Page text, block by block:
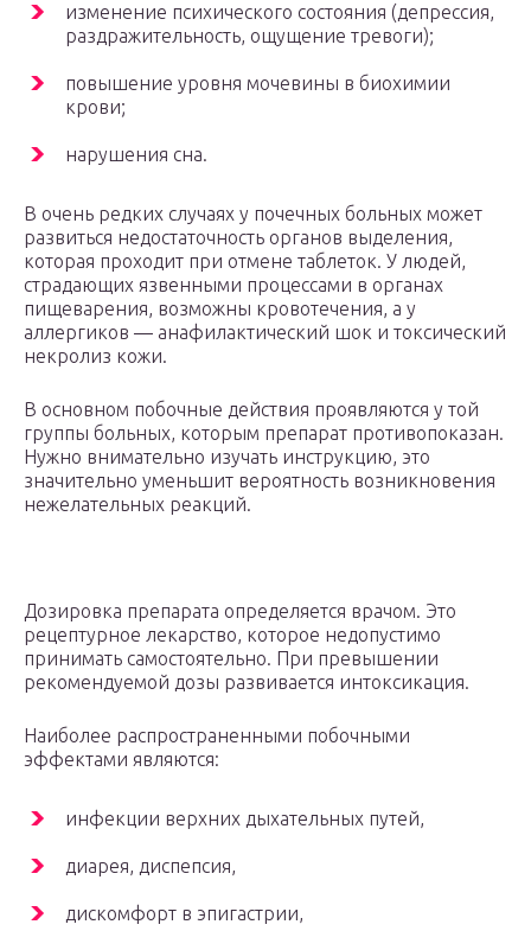
изменение психического состояния (депрессия,
раздражительность, ощущение тревоги);
повышение уровня мочевины в биохимии
крови;
нарушения сна.
В очень редких случаях у почечных больных может
развиться недостаточность органов выделения,
которая проходит при отмене таблеток. У людей,
страдающих язвенными процессами в органах
пищеварения, возможны кровотечения, а у
аллергиков — анафилактический шок и токсический
некролиз кожи.
В основном побочные действия проявляются у той
группы больных, которым препарат противопоказан.
Нужно внимательно изучать инструкцию, это
значительно уменьшит вероятность возникновения
нежелательных реакций.
Дозировка препарата определяется врачом. Это
рецептурное лекарство, которое недопустимо
принимать самостоятельно. При превышении
рекомендуемой дозы развивается интоксикация.
Наиболее распространенными побочными
эффектами являются:
инфекции верхних дыхательных путей,
диарея, диспепсия,
дискомфорт в эпигастрии,